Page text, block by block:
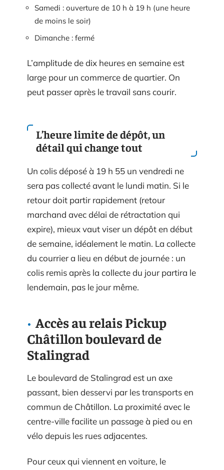
Samedi : ouverture de 10 h à 19 h (une heure
de moins le soir)
Dimanche : fermé
L’amplitude de dix heures en semaine est
large pour un commerce de quartier. On
peut passer après le travail sans courir.
L’heure limite de dépôt, un
détail qui change tout
Un colis déposé à 19 h 55 un vendredi ne
sera pas collecté avant le lundi matin. Si le
retour doit partir rapidement (retour
marchand avec délai de rétractation qui
expire), mieux vaut viser un dépôt en début
de semaine, idéalement le matin. La collecte
du courrier a lieu en début de journée : un
colis remis après la collecte du jour partira le
lendemain, pas le jour même.
Accès au relais Pickup
Châtillon boulevard de
Stalingrad
Le boulevard de Stalingrad est un axe
passant, bien desservi par les transports en
commun de Châtillon. La proximité avec le
centre-ville facilite un passage à pied ou en
vélo depuis les rues adjacentes.
Pour ceux qui viennent en voiture, le